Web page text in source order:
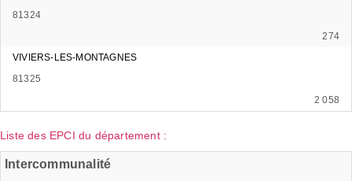
81324
274
VIVIERS-LES-MONTAGNES
81325
2 058
Liste des EPCI du département :
Intercommunalité